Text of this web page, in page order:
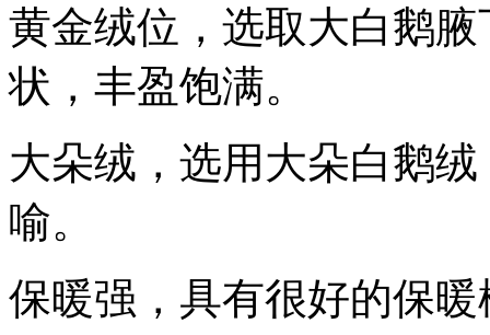
黄金绒位，选取大白鹅
状，丰盈饱满。
大朵绒，选用大朵白鹅
喻。
保暖强，具有很好的保